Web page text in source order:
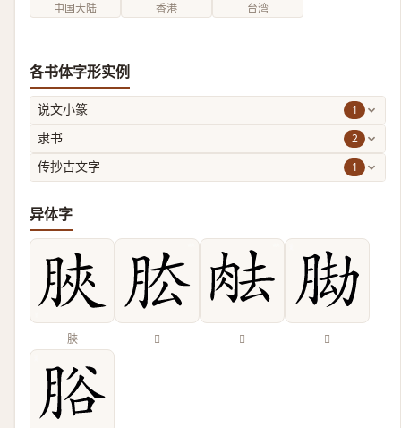
中国大陆 香港 台湾
各书体字形实例
说文小篆 1
隶书 2
传抄古文字 1
异体字
脥 𦚁 𦚒 𦛕